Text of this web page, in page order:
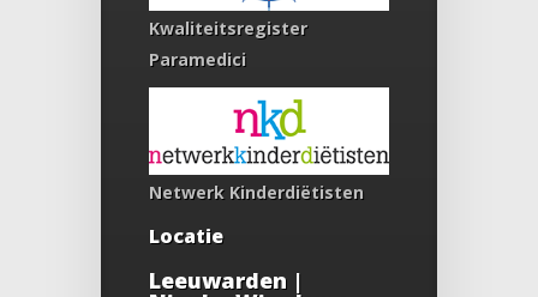
Kwaliteitsregister
Paramedici
Netwerk Kinderdiëtisten
Locatie
Leeuwarden |